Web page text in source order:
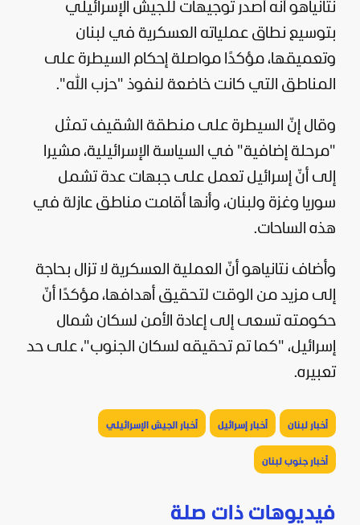
نتانياهو أنه أصدر توجيهات للجيش الإسرائيلي
بتوسيع نطاق عملياته العسكرية في لبنان
وتعميقها، مؤكدًا مواصلة إحكام السيطرة على
المناطق التي كانت خاضعة لنفوذ "حزب الله".
وقال إنّ السيطرة على منطقة الشقيف تمثل
"مرحلة إضافية" في السياسة الإسرائيلية، مشيرا
إلى أنّ إسرائيل تعمل على جبهات عدة تشمل
سوريا وغزة ولبنان، وأنها أقامت مناطق عازلة في
هذه الساحات.
وأضاف نتانياهو أنّ العملية العسكرية لا تزال بحاجة
إلى مزيد من الوقت لتحقيق أهدافها، مؤكدًا أنّ
حكومته تسعى إلى إعادة الأمن لسكان شمال
إسرائيل، "كما تم تحقيقه لسكان الجنوب"، على حد
تعبيره.
أخبار لبنان أخبار إسرائيل أخبار الجيش الإسرائيلي
أخبار جنوب لبنان
فيديوهات ذات صلة